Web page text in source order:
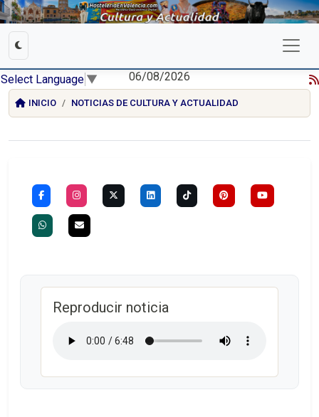
Select Language ▼ 06/08/2026
INICIO NOTICIAS DE CULTURA Y ACTUALIDAD
Reproducir noticia